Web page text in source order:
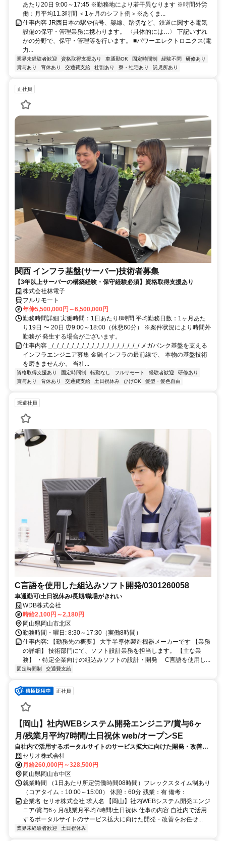
あたり20日 9:00～17:45 ※勤務地により若干異なります ※時間外労
働：月平均11.3時間 ＜1ヶ月のシフト例＞※あくま...
仕事内容 JR西日本の駅や信号、架線、踏切など、鉄道に関する電気
設備の保守・管理業務に携わります。 〈具体的には…〉 下記いずれ
かの分野で、保守・管理等を行います。 ■パワーエレクトロニクス(電
力...
業界未経験者歓迎 資格取得支援あり 車通勤OK 固定時間制 経験不問
研修あり
賞与あり
育休あり 交通費支給 社割あり 寮・社宅あり 託児所あり
正社員
関西 インフラ基盤(サーバー)技術者募集
【3年以上サーバーの構築経験・保守経験必須】資格取得支援あり
株式会社林電子
フルリモート
年俸5,500,000円～6,500,000円
勤務時間詳細 実働時間：1日あたり8時間 平均勤務日数：1ヶ月あた
り19日 〜 20日 ⏰9:00～18:00（休憩60分） ※案件状況により時間外
勤務が 発生する場合がございます。
仕事内容 _/_/_/_/_/_/_/_/_/_/_/_/_/_/_/_/_/_/ メガバンク基盤を支える
インフラエンジニア募集 金融インフラの最前線で、 本物の基盤技術
を磨きませんか。 当社...
資格取得支援あり 固定時間制 転勤なし フルリモート 経験者歓迎
研修あり
賞与あり
育休あり 交通費支給 土日祝休み ひげOK 髪型・髪色自由
派遣社員
C言語を使用した組込みソフト開発/0301260058
車通勤可/土日祝休み/長期/職場がきれい
WDB株式会社
時給2,100円～2,180円
岡山県岡山市北区
勤務時間・曜日: 8:30～17:30（実働8時間）
仕事内容: 【勤務先の概要】 大手半導体製造機器メーカーです 【業務
の詳細】 技術部門にて、ソフト設計業務を担当します。 【主な業
務】 ・特定企業向けの組込みソフトの設計・開発 C言語を使用し...
固定時間制 交通費支給
正社員
【岡山】社内WEBシステム開発エンジニア/賞与6ヶ
月/残業月平均7時間/土日祝休 web/オープンSE
自社内で活用するポータルサイトのサービス拡大に向けた開発・改善を
お任せします。エンジニアがより利用しやすいポータルサイトを目指
し、品質向上やセキュリティ、デザインの評価・改善を共に行う業務で
す。
セリオ株式会社
月給260,000円～328,500円
岡山県岡山市中区
就業時間 （1日あたり所定労働時間08時間）フレックスタイム制あり
（コアタイム：10:00～15:00） 休憩：60分 残業：有 備考：
企業名 セリオ株式会社 求人名 【岡山】社内WEBシステム開発エンジ
ニア/賞与6ヶ月/残業月平均7時間/土日祝休 仕事の内容 自社内で活用
するポータルサイトのサービス拡大に向けた開発・改善をお任せ...
業界未経験者歓迎 土日祝休み